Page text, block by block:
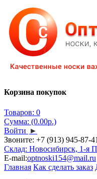
Корзина покупок
Товаров: 0
Сумма: (0.00р.)
Войти ►
Звоните: +7 (913) 945-87-41
Склад: Новосибирск, 1-я
E-mail:optnoski154@mail.ru
Главная Как сделать заказ